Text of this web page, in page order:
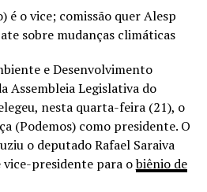
é o vice; comissão quer Alesp
sobre mudanças climáticas
e Desenvolvimento
Assembleia Legislativa do
nesta quarta-feira (21), o
(Podemos) como presidente. O
o deputado Rafael Saraiva
vice-presidente para obiênio de